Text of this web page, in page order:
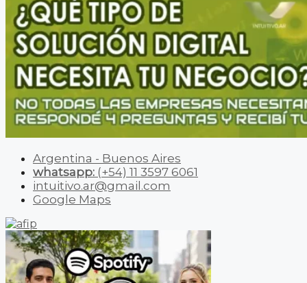
Argentina - Buenos Aires
whatsapp: (+54) 11 3597 6061
intuitivo.ar@gmail.com
Google Maps